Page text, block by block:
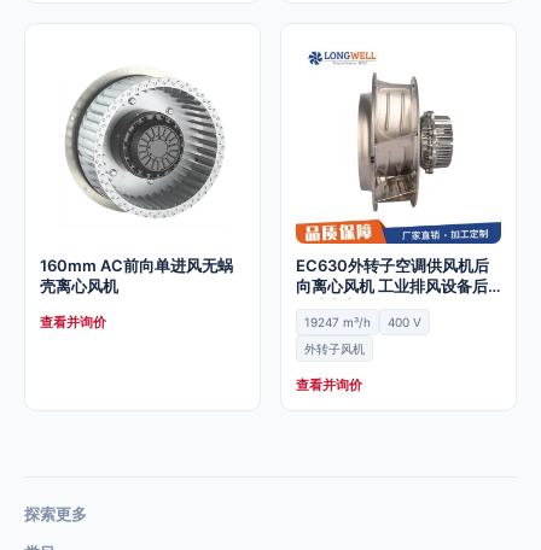
160mm AC前向单进风无蜗
壳离心风机
查看并询价
EC630外转子空调供风机后
向离心风机 工业排风设备后
倾式离心风轮
19247 m³/h
400 V
外转子风机
查看并询价
探索更多